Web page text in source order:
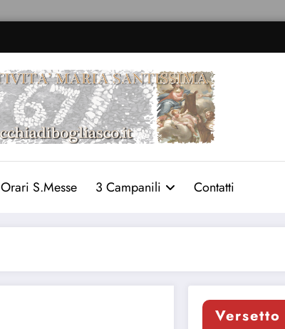
Orari S.Messe 3 Campanili Contatti